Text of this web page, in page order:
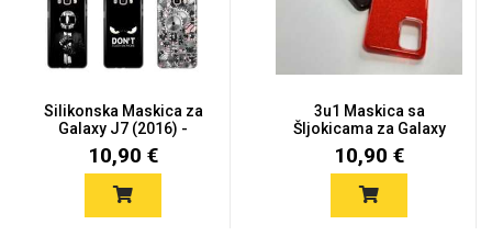
Silikonska Maskica za
Galaxy J7 (2016) -
Šaren...
10,90 €
3u1 Maskica sa
Šljokicama za Galaxy
J7 (2016)...
10,90 €